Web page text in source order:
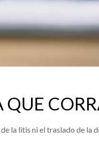
QUE
la litis ni el traslado de